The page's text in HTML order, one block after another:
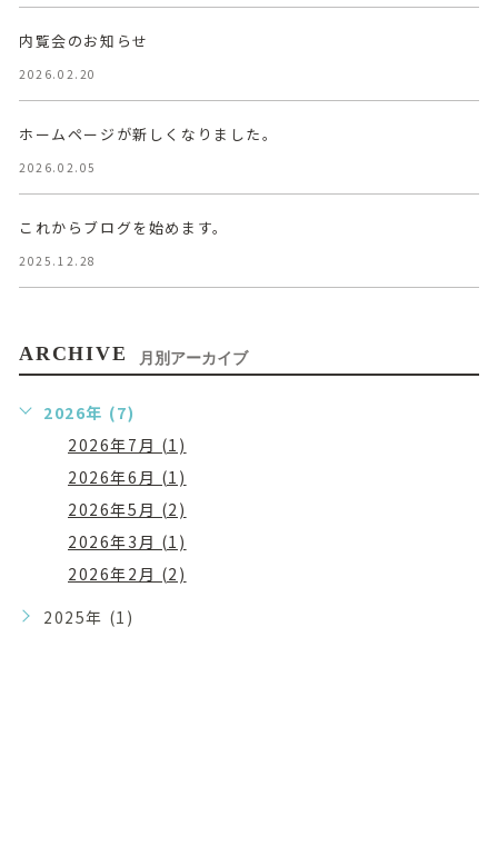
内覧会のお知らせ
2026.02.20
ホームページが新しくなりました。
2026.02.05
これからブログを始めます。
2025.12.28
ARCHIVE 月別アーカイブ
2026年 (7)
2026年7月 (1)
2026年6月 (1)
2026年5月 (2)
2026年3月 (1)
2026年2月 (2)
2025年 (1)